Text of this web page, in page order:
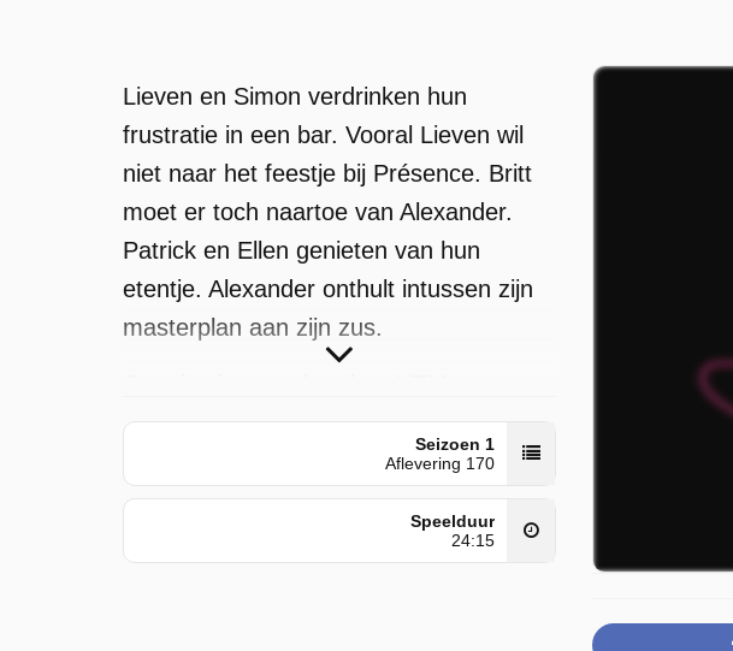
Lieven en Simon verdrinken hun
frustratie in een bar. Vooral Lieven wil
niet naar het feestje bij Présence. Britt
moet er toch naartoe van Alexander.
Patrick en Ellen genieten van hun
etentje. Alexander onthult intussen zijn
masterplan aan zijn zus.
dinsdag 23 juni 2026 om 00:00 uur.
Seizoen 1
Aflevering 170
Speelduur
24:15